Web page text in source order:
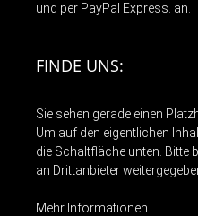
und per PayPal Express. an.
FINDE UNS:
Sie sehen gerade einen
Um auf den eigentlichen
die Schaltfläche unten. Bitte
an Drittanbieter
Mehr Informationen